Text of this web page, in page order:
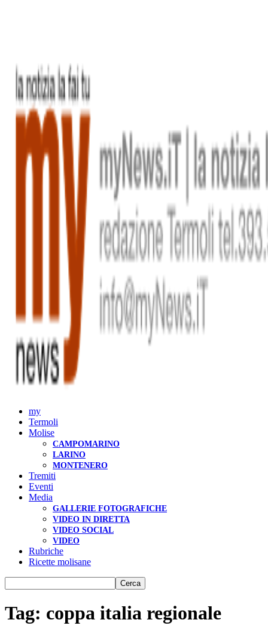
my
Termoli
Molise
CAMPOMARINO
LARINO
MONTENERO
Tremiti
Eventi
Media
GALLERIE FOTOGRAFICHE
VIDEO IN DIRETTA
VIDEO SOCIAL
VIDEO
Rubriche
Ricette molisane
Tag: coppa italia regionale